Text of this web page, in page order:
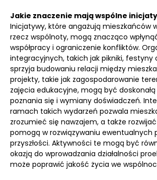
Jakie znaczenie mają wspólne
Inicjatywy, które angażują mieszkańców
rzecz wspólnoty, mogą znacząco
współpracy i ograniczenie konfliktów.
integracyjnych, takich jak pikniki, festyny
sprzyja budowaniu relacji między
projekty, takie jak zagospodarowanie
zajęcia edukacyjne, mogą być
poznania się i wymiany doświadczeń.
ramach takich wydarzeń pozwala
zrozumieć się nawzajem, a także
pomogą w rozwiązywaniu ewentualnych
przyszłości. Aktywności te mogą być
okazją do wprowadzania działalności
może poprawić jakość życia we